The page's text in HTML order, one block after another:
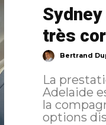
très
Bertrand
La
Adelaide
la compagnie lors
options